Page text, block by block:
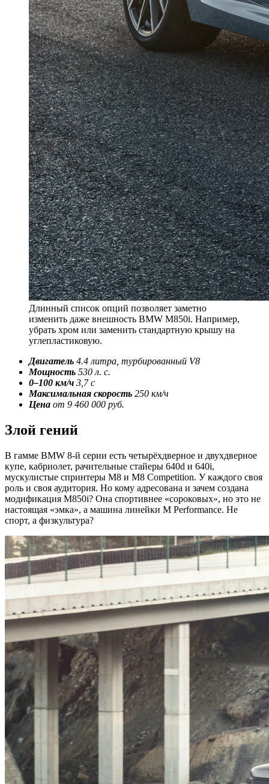
Длинный список опций позволяет заметно
изменить даже внешность BMW M850i. Например,
убрать хром или заменить стандартную крышу на
углепластиковую.
Двигатель 4.4 литра, турбированный V8
Мощность 530 л. с.
0–100 км/ч 3,7 с
Максимальная скорость 250 км/ч
Цена от 9 460 000 руб.
Злой гений
В гамме BMW 8-й серии есть четырёхдверное и двухдверное
купе, кабриолет, рачительные стайеры 640d и 640i,
мускулистые спринтеры M8 и M8 Competition. У каждого своя
роль и своя аудитория. Но кому адресована и зачем создана
модификация M850i? Она спортивнее «сороковых», но это не
настоящая «эмка», а машина линейки M Performance. Не
спорт, а физкультура?